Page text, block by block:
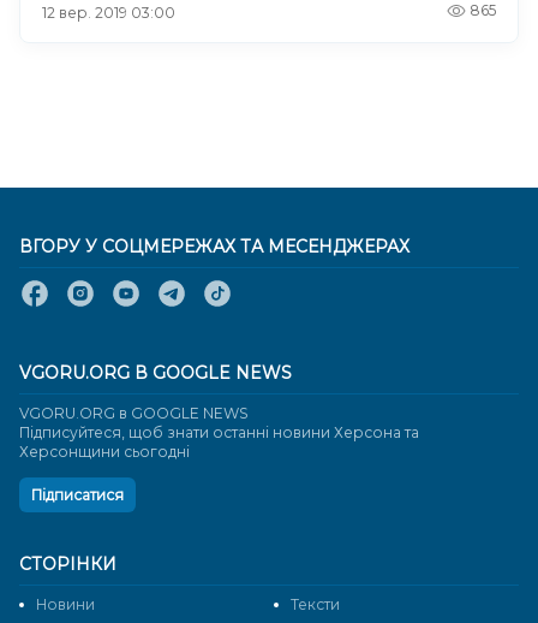
12 вер. 2019 03:00 865
СТОРІНКИ
Новини
Тексти
ВГОРУ У СОЦМЕРЕЖАХ ТА МЕСЕНДЖЕРАХ
VGORU.ORG В GOOGLE NEWS
VGORU.ORG в GOOGLE NEWS
Підписуйтеся, щоб знати останні новини Херсона та
Херсонщини сьогодні
Підписатися